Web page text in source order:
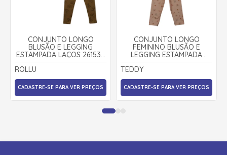
CONJUNTO LONGO
BLUSÃO E LEGGING
ESTAMPADA LAÇOS 26153 -
ROLLU
ROLLU
CADASTRE-SE PARA VER PREÇOS
CONJUNTO LONGO
FEMININO BLUSÃO E
LEGGING ESTAMPADA
COGUMELO 18603 - TEDDY
TEDDY
CADASTRE-SE PARA VER PREÇOS